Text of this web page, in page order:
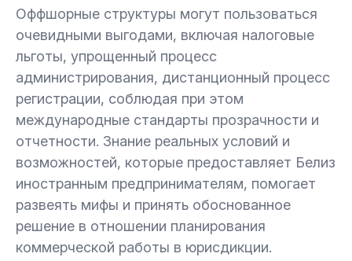
Оффшорные структуры могут пользоваться
очевидными выгодами, включая налоговые
льготы, упрощенный процесс
администрирования, дистанционный процесс
регистрации, соблюдая при этом
международные стандарты прозрачности и
отчетности. Знание реальных условий и
возможностей, которые предоставляет Белиз
иностранным предпринимателям, помогает
развеять мифы и принять обоснованное
решение в отношении планирования
коммерческой работы в юрисдикции.